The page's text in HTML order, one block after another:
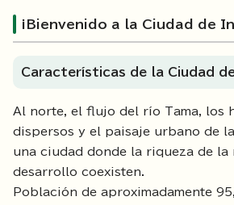
¡Bienvenido a la Ciudad de
Características de la Ciudad
Al norte, el flujo del río Tama, los
dispersos y el paisaje urbano de
una ciudad donde la riqueza de la
desarrollo coexisten.
Población de aproximadamente